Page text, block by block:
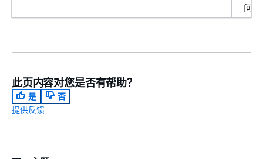
问
此页内容对您是否有帮助？
是
否
提供反馈